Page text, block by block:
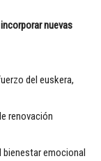
nuevas
del euskera,
renovación
bienestar emocional